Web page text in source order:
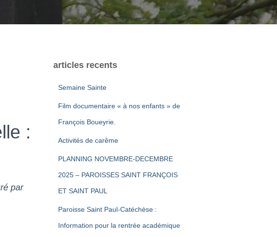
:
par
articles recents
Semaine Sainte
Film documentaire « à nos enfants » de
François Boueyrie.
Activités de carême
PLANNING NOVEMBRE-DECEMBRE
2025 – PAROISSES SAINT FRANÇOIS
ET SAINT PAUL
Paroisse Saint Paul-Catéchèse :
Information pour la rentrée académique